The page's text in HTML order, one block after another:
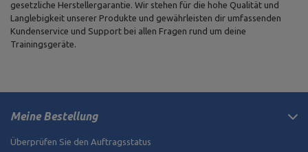
gesetzliche Herstellergarantie. Wir stehen für die hohe Qualität und
Langlebigkeit unserer Produkte und gewährleisten dir umfassenden
Kundenservice und Support bei allen Fragen rund um deine
Trainingsgeräte.
Meine Bestellung
Überprüfen Sie den Auftragsstatus